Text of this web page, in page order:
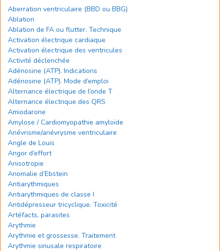
Aberration ventriculaire (BBD ou BBG)
Ablation
Ablation de FA ou flutter. Technique
Activation électrique cardiaque
Activation électrique des ventricules
Activité déclenchée
Adénosine (ATP). Indications
Adénosine (ATP). Mode d’emploi
Alternance électrique de l’onde T
Alternance électrique des QRS
Amiodarone
Amylose / Cardiomyopathie amyloïde
Anévrisme/anévrysme ventriculaire
Angle de Louis
Angor d’effort
Anisotropie
Anomalie d’Ebstein
Antiarythmiques
Antiarythmiques de classe I
Antidépresseur tricyclique. Toxicité
Artéfacts, parasites
Arythmie
Arythmie et grossesse. Traitement
Arythmie sinusale respiratoire